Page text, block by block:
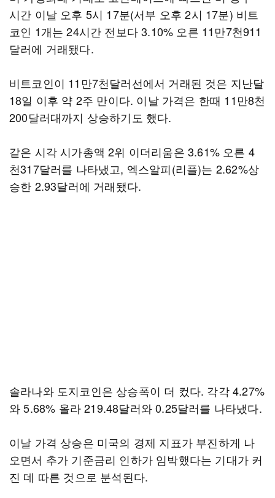
시간 이날 오후 5시 17분(서부 오후 2시 17분) 비트
코인 1개는 24시간 전보다 3.10% 오른 11만7천911
달러에 거래됐다.
비트코인이 11만7천달러선에서 거래된 것은 지난달
18일 이후 약 2주 만이다. 이날 가격은 한때 11만8천
200달러대까지 상승하기도 했다.
같은 시각 시가총액 2위 이더리움은 3.61% 오른 4
천317달러를 나타냈고, 엑스알피(리플)는 2.62%상
승한 2.93달러에 거래됐다.
솔라나와 도지코인은 상승폭이 더 컸다. 각각 4.27%
와 5.68% 올라 219.48달러와 0.25달러를 나타냈다.
이날 가격 상승은 미국의 경제 지표가 부진하게 나
오면서 추가 기준금리 인하가 임박했다는 기대가 커
진 데 따른 것으로 분석된다.